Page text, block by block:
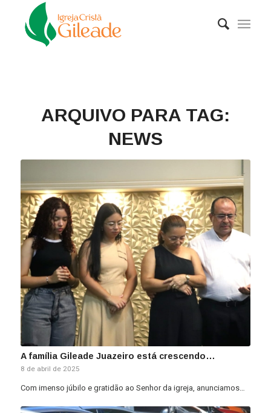
ARQUIVO PARA TAG:
NEWS
A família Gileade Juazeiro está crescendo…
8 de abril de 2025
Com imenso júbilo e gratidão ao Senhor da igreja, anunciamos…